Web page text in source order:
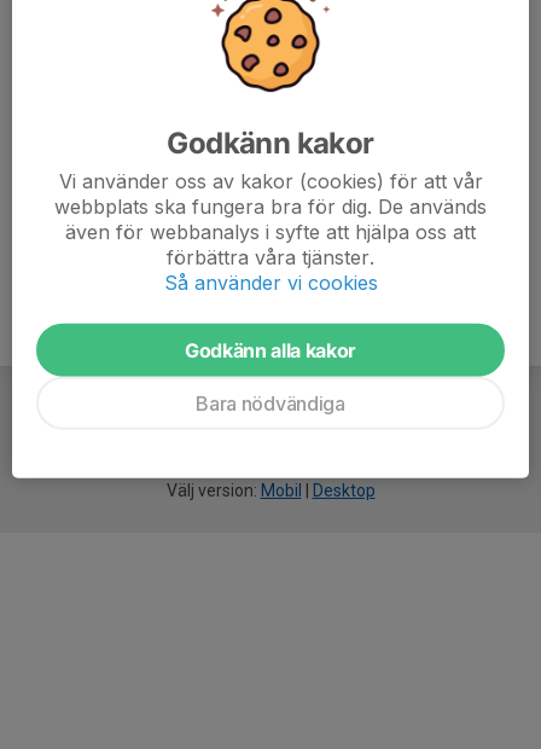
Välj version: Mobil Desktop
Godkänn kakor
Vi använder oss av kakor (cookies) för att vår
webbplats ska fungera bra för dig. De används
även för webbanalys i syfte att hjälpa oss att
förbättra våra tjänster.
Så använder vi cookies
Godkänn alla kakor
Bara nödvändiga